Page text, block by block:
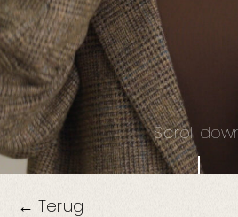
Scroll
← Terug